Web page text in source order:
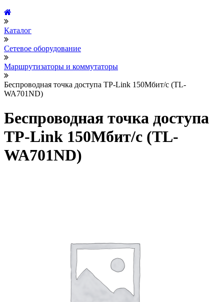
Каталог
Сетевое оборудование
Маршрутизаторы и коммутаторы
Беспроводная точка доступа TP-Link 150Мбит/с (TL-
WA701ND)
Беспроводная точка доступа
TP-Link 150Мбит/с (TL-
WA701ND)